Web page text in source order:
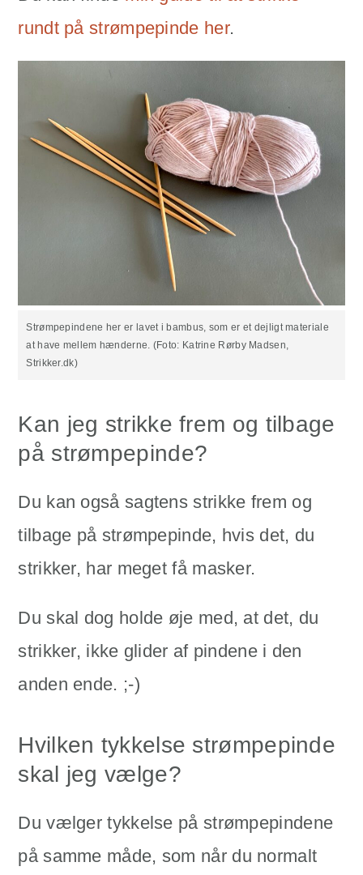
rundt på strømpepinde her.
Strømpepindene her er lavet i bambus, som er et dejligt materiale
at have mellem hænderne. (Foto: Katrine Rørby Madsen,
Strikker.dk)
Kan jeg strikke frem og tilbage
på strømpepinde?
Du kan også sagtens strikke frem og
tilbage på strømpepinde, hvis det, du
strikker, har meget få masker.
Du skal dog holde øje med, at det, du
strikker, ikke glider af pindene i den
anden ende. ;-)
Hvilken tykkelse strømpepinde
skal jeg vælge?
Du vælger tykkelse på strømpepindene
på samme måde, som når du normalt